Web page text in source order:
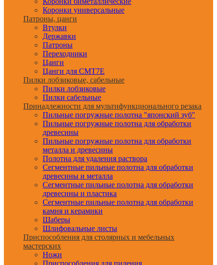
Коронки универсальные
Патроны, цанги
Втулки
Державки
Патроны
Переходники
Цанги
Цанги для CMT7E
Пилки лобзиковые, сабельные
Пилки лобзиковые
Пилки сабельные
Принадлежности для мультифункционального резака
Пильные погружные полотна "японский зуб"
Пильные погружные полотна для обработки
древесины
Пильные погружные полотна для обработки
металла и древесины
Полотна для удаления раствора
Сегментные пильные полотна для обработки
древесины и металла
Сегментные пильные полотна для обработки
древесины и пластика
Сегментные пильные полотна для обработки
камня и керамики
Шаберы
Шлифовальные листы
Приспособления для столярных и мебельных
мастерских
Ножи
Приспособления для пиления